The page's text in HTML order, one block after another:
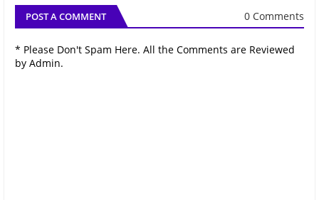
POST A COMMENT 0 Comments
* Please Don't Spam Here. All the Comments are Reviewed
by Admin.